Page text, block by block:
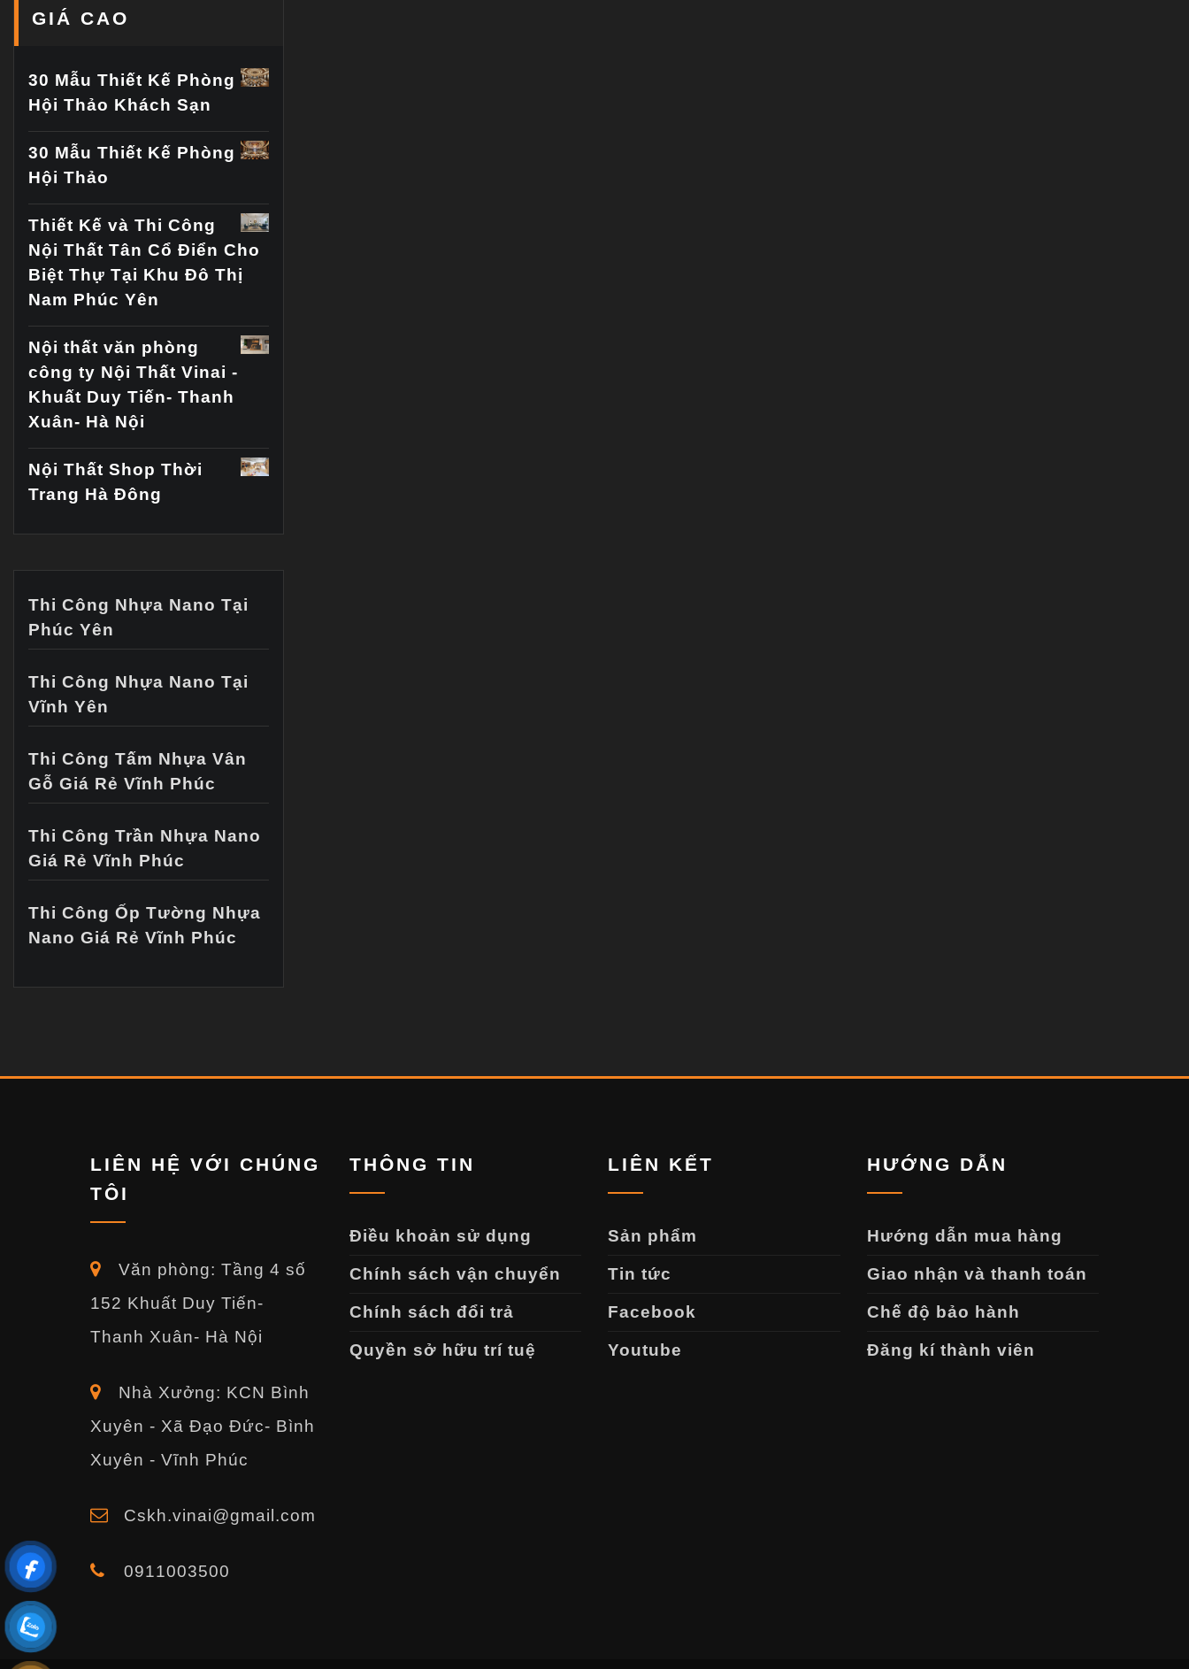
GIÁ CAO
30 Mẫu Thiết Kế Phòng
Hội Thảo Khách Sạn
30 Mẫu Thiết Kế Phòng
Hội Thảo
Thiết Kế và Thi Công
Nội Thất Tân Cổ Điển Cho
Biệt Thự Tại Khu Đô Thị
Nam Phúc Yên
Nội thất văn phòng
công ty Nội Thất Vinai -
Khuất Duy Tiến- Thanh
Xuân- Hà Nội
Nội Thất Shop Thời
Trang Hà Đông
Thi Công Nhựa Nano Tại
Phúc Yên
Thi Công Nhựa Nano Tại
Vĩnh Yên
Thi Công Tấm Nhựa Vân
Gỗ Giá Rẻ Vĩnh Phúc
Thi Công Trần Nhựa Nano
Giá Rẻ Vĩnh Phúc
Thi Công Ốp Tường Nhựa
Nano Giá Rẻ Vĩnh Phúc
LIÊN HỆ VỚI CHÚNG
TÔI
Văn phòng: Tầng 4 số
152 Khuất Duy Tiến-
Thanh Xuân- Hà Nội
Nhà Xưởng: KCN Bình
Xuyên - Xã Đạo Đức- Bình
Xuyên - Vĩnh Phúc
Cskh.vinai@gmail.com
0911003500
THÔNG TIN
Điều khoản sử dụng
Chính sách vận chuyển
Chính sách đổi trả
Quyền sở hữu trí tuệ
LIÊN KẾT
Sản phẩm
Tin tức
Facebook
Youtube
HƯỚNG DẪN
Hướng dẫn mua hàng
Giao nhận và thanh toán
Chế độ bảo hành
Đăng kí thành viên